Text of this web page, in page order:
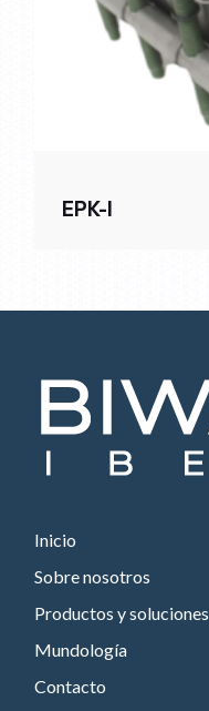
EPK-I
Inicio
Sobre nosotros
Productos y soluciones
Mundología
Contacto